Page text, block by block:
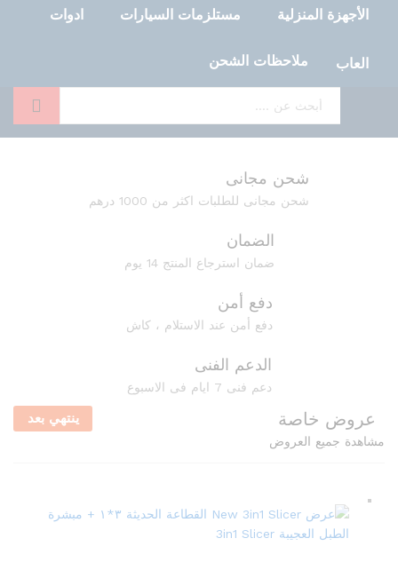
الأجهزة المنزلية مستلزمات السيارات ادوات
العاب ملاحظات الشحن
شحن مجانى
شحن مجانى للطلبات اكثر من 1000 درهم
الضمان
ضمان استرجاع المنتج 14 يوم
دفع أمن
دفع أمن عند الاستلام ، كاش
الدعم الفنى
دعم فنى 7 ايام فى الاسبوع
عروض خاصة ينتهي بعد
مشاهدة جميع العروض